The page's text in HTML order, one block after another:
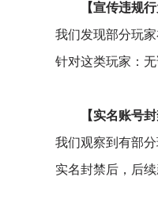
【宣传违规
我们发现部分玩
针对这类玩家：
【实名账号封
我们观察到有部
实名封禁后，后